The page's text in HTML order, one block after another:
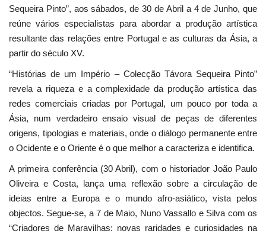
Sequeira Pinto”, aos sábados, de 30 de Abril a 4 de Junho, que
reúne vários especialistas para abordar a produção artística
resultante das relações entre Portugal e as culturas da Ásia, a
partir do século XV.
“Histórias de um Império – Colecção Távora Sequeira Pinto”
revela a riqueza e a complexidade da produção artística das
redes comerciais criadas por Portugal, um pouco por toda a
Ásia, num verdadeiro ensaio visual de peças de diferentes
origens, tipologias e materiais, onde o diálogo permanente entre
o Ocidente e o Oriente é o que melhor a caracteriza e identifica.
A primeira conferência (30 Abril), com o historiador João Paulo
Oliveira e Costa, lança uma reflexão sobre a circulação de
ideias entre a Europa e o mundo afro-asiático, vista pelos
objectos. Segue-se, a 7 de Maio, Nuno Vassallo e Silva com os
“Criadores de Maravilhas: novas raridades e curiosidades na